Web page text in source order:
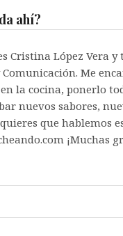
ahí?
Cristina López Vera y
Me
la cocina, ponerlo
nuevos sabores,
que hablemos
¡Muchas